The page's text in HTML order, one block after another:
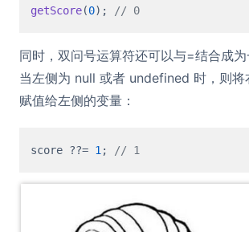
getScore(0); // 0
同时，双问号运算符还可以与=结合成为
当左侧为 null 或者 undefined 时，则将
赋值给左侧的变量：
score ??= 1 ; // 1